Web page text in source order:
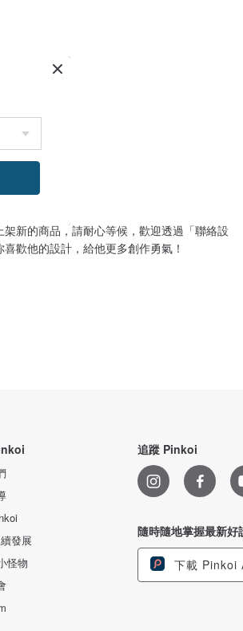
新的商品，請耐心等候，歡迎透過「聯絡設
歡他的設計，給他更多創作勇氣！
發展
怪物
追蹤 Pinkoi
隨時隨地掌握最新好
下載 Pinkoi